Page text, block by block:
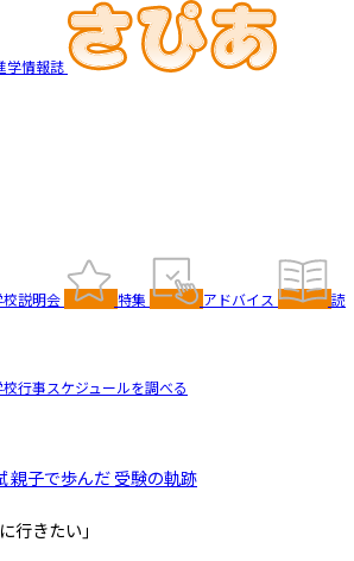
学情報誌
校説明会 特集 アドバイス 読
校行事スケジュールを調べる
親子で歩んだ 受験の軌跡
行きたい」